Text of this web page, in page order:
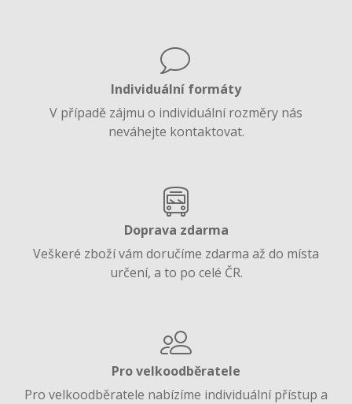
Individuální formáty
V případě zájmu o individuální rozměry nás
neváhejte kontaktovat.
Doprava zdarma
Veškeré zboží vám doručíme zdarma až do místa
určení, a to po celé ČR.
Pro velkoodběratele
Pro velkoodběratele nabízíme individuální přístup a